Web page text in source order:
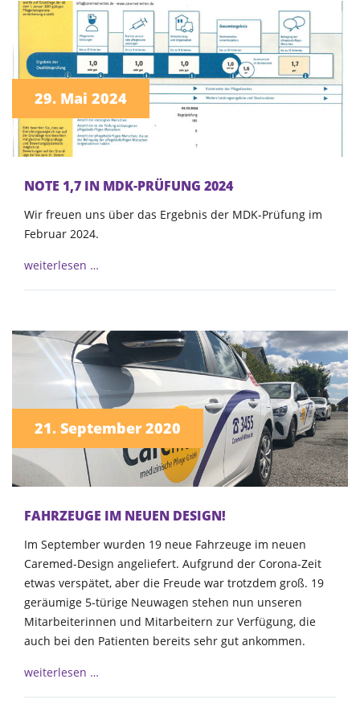
29. Mai 2024
NOTE 1,7 IN MDK-PRÜFUNG 2024
Wir freuen uns über das Ergebnis der MDK-Prüfung im
Februar 2024.
weiterlesen …
21. September 2020
FAHRZEUGE IM NEUEN DESIGN!
Im September wurden 19 neue Fahrzeuge im neuen
Caremed-Design angeliefert. Aufgrund der Corona-Zeit
etwas verspätet, aber die Freude war trotzdem groß. 19
geräumige 5-türige Neuwagen stehen nun unseren
Mitarbeiterinnen und Mitarbeitern zur Verfügung, die
auch bei den Patienten bereits sehr gut ankommen.
weiterlesen …